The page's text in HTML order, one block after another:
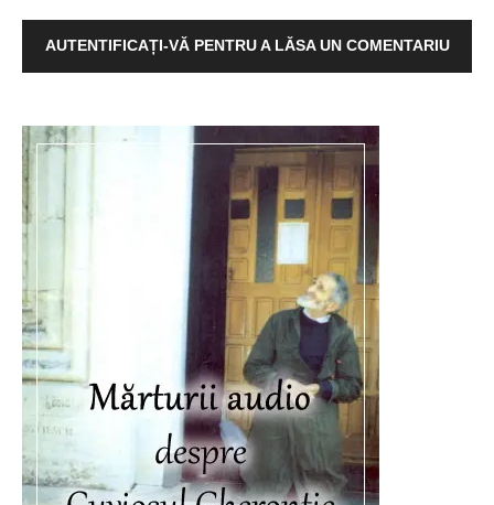
AUTENTIFICAȚI-VĂ PENTRU A LĂSA UN COMENTARIU